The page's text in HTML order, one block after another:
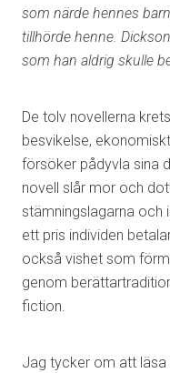
som närde hennes
tillhörde henne.
som han aldrig skulle
De tolv novellerna
besvikelse,
försöker pådyvla sina
novell slår mor och
stämningslagarna och
ett pris individen
också vishet som
genom
fiction.
Jag tycker om att läsa